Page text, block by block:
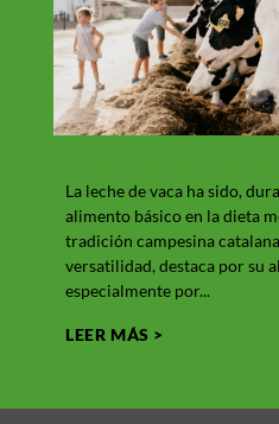
La leche de vaca ha sido,
alimento básico en la dieta
tradición campesina
versatilidad, destaca por su
especialmente por...
LEER MÁS >